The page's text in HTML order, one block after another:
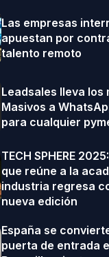
Las empresas
apuestan por
talento remoto
Leadsales lleva los
Masivos a
para cualquier
TECH SPHERE
que reúne a la
industria regresa
nueva edición
España se
puerta de entrada